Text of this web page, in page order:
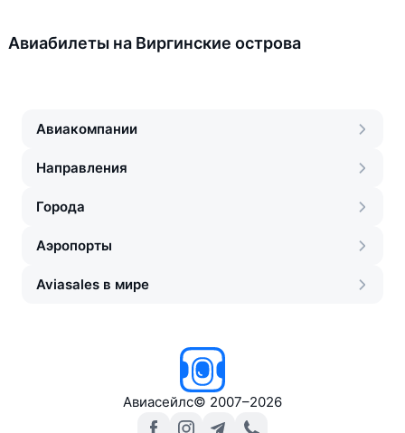
Авиабилеты на Виргинские острова
Авиакомпании
Направления
Города
Аэропорты
Aviasales в мире
Авиасейлс© 2007–2026